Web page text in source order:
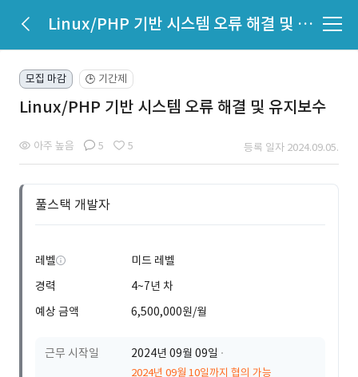
Linux/PHP 기반 시스템 오류 해결 및 유지보수
모집 마감 🕒 기간제
Linux/PHP 기반 시스템 오류 해결 및 유지보수
아주 높음 5 5 등록 일자 2024.09.05.
풀스택 개발자
레벨
미드 레벨
경력
4~7년 차
예상 금액
6,500,000원/월
근무 시작일 2024년 09월 09일
2024년 09월 10일까지 협의 가능